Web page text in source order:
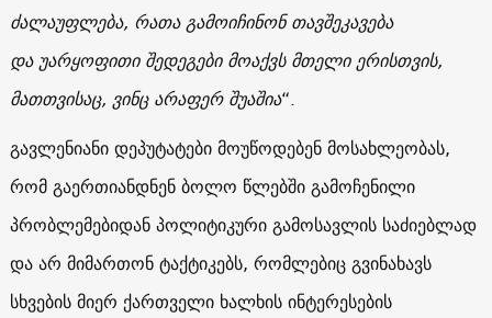
ძალაუფლება, რათა გამოიჩინონ თავშეკავება
და უარყოფითი შედეგები მოაქვს მთელი ერისთვის,
მათთვისაც, ვინც არაფერ შუაშია“.
გავლენიანი დეპუტატები მოუწოდებენ მოსახლეობას,
რომ გაერთიანდნენ ბოლო წლებში გამოჩენილი
პრობლემებიდან პოლიტიკური გამოსავლის საძიებლად
და არ მიმართონ ტაქტიკებს, რომლებიც გვინახავს
სხვების მიერ ქართველი ხალხის ინტერესების